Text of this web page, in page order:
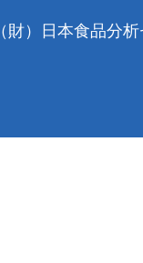
（財）日本食品分